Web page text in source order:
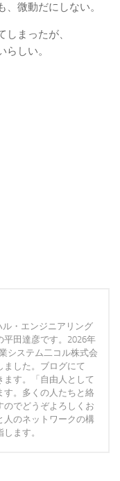
、微動だにしない。
まったが、
しい。
・エンジニアリング
平田達彦です。2026年
システム二コル株式会
ました。ブログにて
ます。「自由人として
す。多くの人たちと絡
のでどうぞよろしくお
人のネットワークの構
ます。